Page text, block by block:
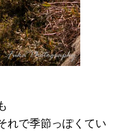
れで季節っぽくてい